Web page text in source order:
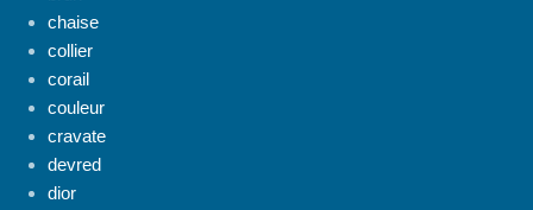
chaise
collier
corail
couleur
cravate
devred
dior